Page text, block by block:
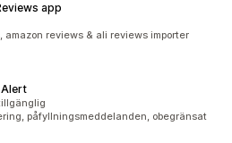
app
amazon reviews & ali reviews importer
Alert
påfyllningsmeddelanden, obegränsat